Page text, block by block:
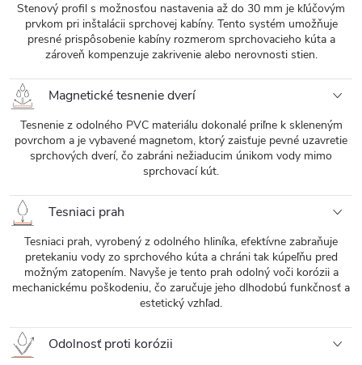
Stenový profil s možnosťou nastavenia až do 30 mm je kľúčovým
prvkom pri inštalácii sprchovej kabíny. Tento systém umožňuje
presné prispôsobenie kabíny rozmerom sprchovacieho kúta a
zároveň kompenzuje zakrivenie alebo nerovnosti stien.
Magnetické tesnenie dverí
Tesnenie z odolného PVC materiálu dokonalé priľne k skleneným
povrchom a je vybavené magnetom, ktorý zaisťuje pevné uzavretie
sprchových dverí, čo zabráni nežiaducim únikom vody mimo
sprchovací kút.
Tesniaci prah
Tesniaci prah, vyrobený z odolného hliníka, efektívne zabraňuje
pretekaniu vody zo sprchového kúta a chráni tak kúpeľňu pred
možným zatopením. Navyše je tento prah odolný voči korózii a
mechanickému poškodeniu, čo zaručuje jeho dlhodobú funkčnosť a
estetický vzhľad.
Odolnosť proti korózii